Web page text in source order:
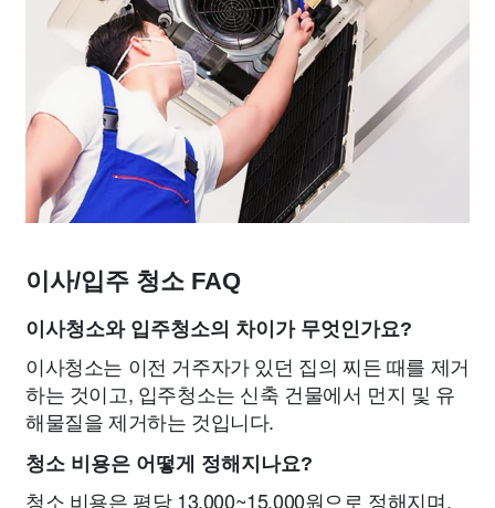
이사/입주 청소 FAQ
이사청소와 입주청소의 차이가 무엇인가요?
이사청소는 이전 거주자가 있던 집의 찌든 때를 제거
하는 것이고, 입주청소는 신축 건물에서 먼지 및 유
해물질을 제거하는 것입니다.
청소 비용은 어떻게 정해지나요?
청소 비용은 평당 13,000~15,000원으로 정해지며,